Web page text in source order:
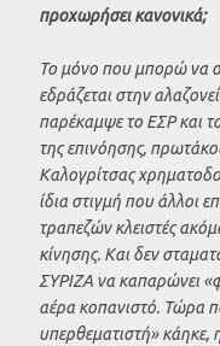
προχωρήσει κανονικά;
Το μόνο που μπορώ να
εδράζεται στην
παρέκαμψε το ΕΣΡ και
της επινόησης,
Καλογρίτσας
ίδια στιγμή που άλλοι
τραπεζών κλειστές
κίνησης. Και δεν
ΣΥΡΙΖΑ να καπαρώνει
αέρα κοπανιστό. Τώρα
υπερθεματιστή» κάηκε,